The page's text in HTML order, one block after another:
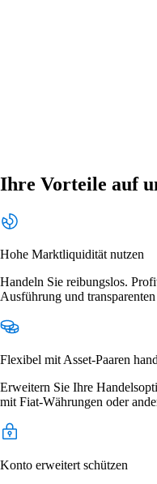
Ihre Vorteile auf
Hohe Marktliquidität nutzen
Handeln Sie reibungslos.
Ausführung und
Flexibel mit Asset-Paaren
Erweitern Sie Ihre
mit Fiat-Währungen oder
Konto erweitert schützen